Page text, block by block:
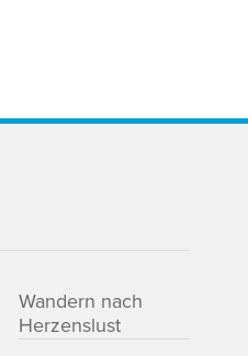
Wandern nach
Herzenslust